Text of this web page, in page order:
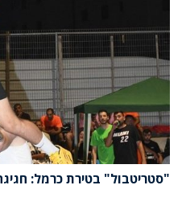
"סטריטבול" בטירת כרמל: